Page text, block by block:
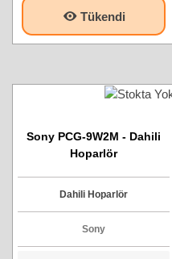
Tükendi
Sony PCG-9W2M - Dahili
Hoparlör
Dahili Hoparlör
Sony